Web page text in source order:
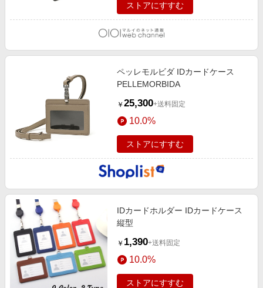
ストアにすすむ
ペッレモルビダ IDカードケース
PELLEMORBIDA
￥ 25,300+送料固定
10.0%
ストアにすすむ
IDカードホルダー IDカードケース
縦型
￥ 1,390+送料固定
10.0%
ストアにすすむ